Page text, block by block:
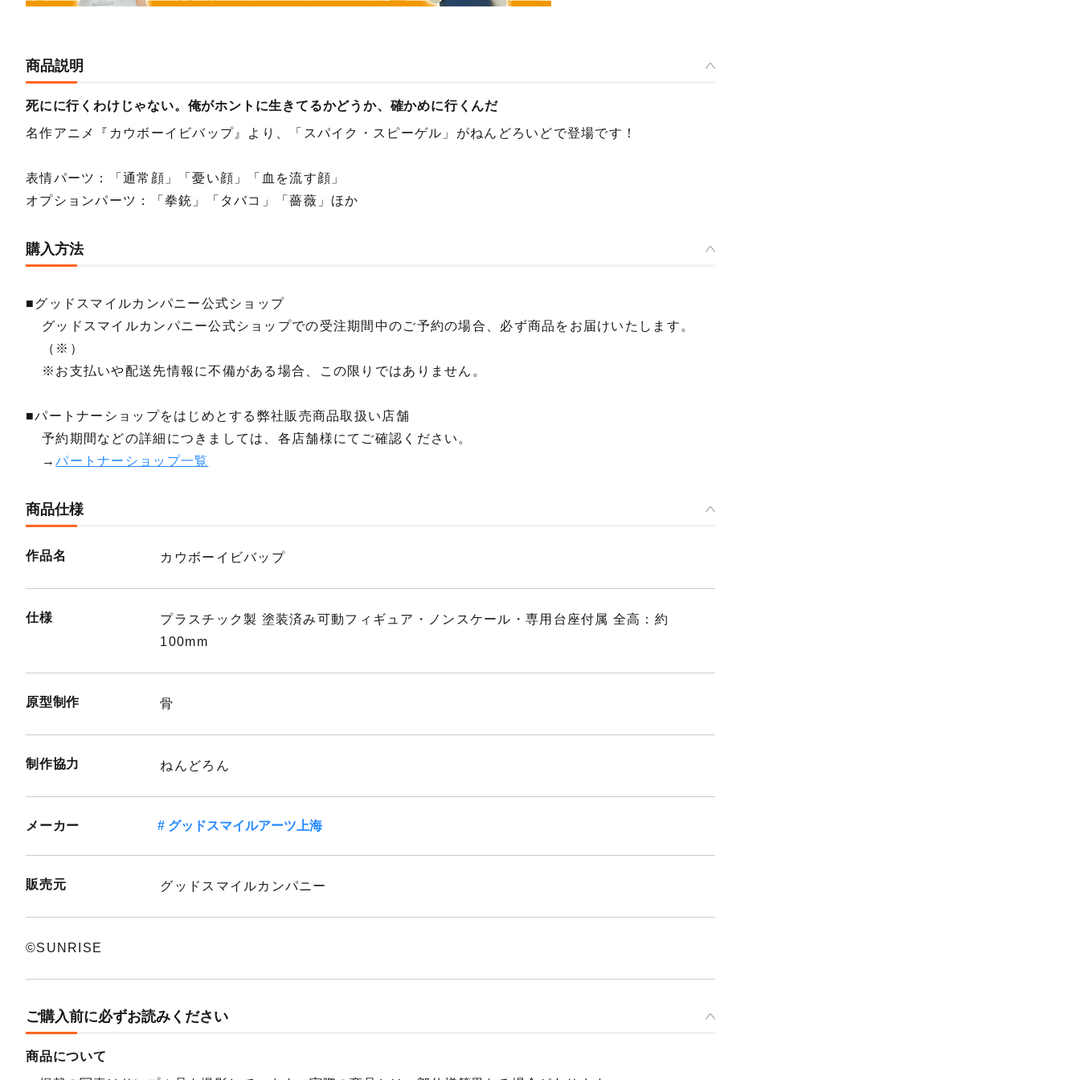
商品説明
死にに行くわけじゃない。俺がホントに生きてるかどうか、確かめに行くんだ
名作アニメ『カウボーイビバップ』より、「スパイク・スピーゲル」がねんどろいどで登場です！
表情パーツ：「通常顔」「憂い顔」「血を流す顔」
オプションパーツ：「拳銃」「タバコ」「薔薇」ほか
購入方法
■グッドスマイルカンパニー公式ショップ
グッドスマイルカンパニー公式ショップでの受注期間中のご予約の場合、必ず商品をお届けいたします。
（※）
※お支払いや配送先情報に不備がある場合、この限りではありません。
■パートナーショップをはじめとする弊社販売商品取扱い店舗
予約期間などの詳細につきましては、各店舗様にてご確認ください。
→パートナーショップ一覧
商品仕様
作品名 カウボーイビバップ
仕様
プラスチック製 塗装済み可動フィギュア・ノンスケール・専用台座付属 全高：約
100mm
原型制作 骨
制作協力 ねんどろん
メーカー グッドスマイルアーツ上海
販売元 グッドスマイルカンパニー
©SUNRISE
ご購入前に必ずお読みください
商品について